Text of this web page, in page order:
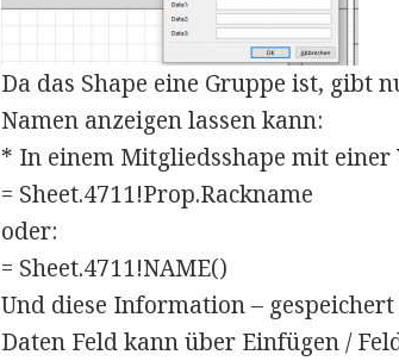
Da das Shape eine Gruppe ist, gibt
Namen anzeigen lassen kann:
* In einem Mitgliedsshape mit einer
= Sheet.4711!Prop.Rackname
oder:
= Sheet.4711!NAME()
Und diese Information –
Daten Feld kann über Einfügen /